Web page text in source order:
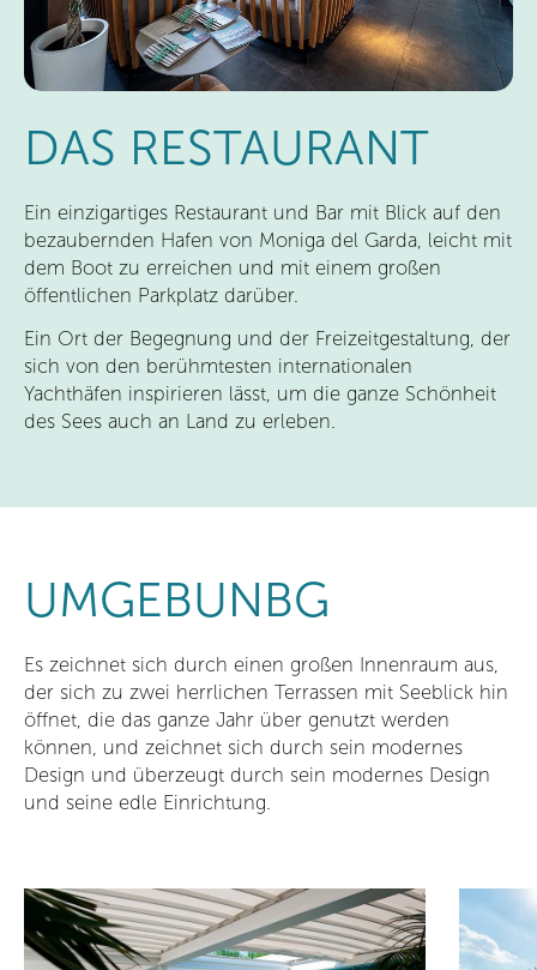
DAS RESTAURANT
Ein einzigartiges Restaurant und Bar mit Blick auf den
bezaubernden Hafen von Moniga del Garda, leicht mit
dem Boot zu erreichen und mit einem großen
öffentlichen Parkplatz darüber.
Ein Ort der Begegnung und der Freizeitgestaltung, der
sich von den berühmtesten internationalen
Yachthäfen inspirieren lässt, um die ganze Schönheit
des Sees auch an Land zu erleben.
UMGEBUNBG
Es zeichnet sich durch einen großen Innenraum aus,
der sich zu zwei herrlichen Terrassen mit Seeblick hin
öffnet, die das ganze Jahr über genutzt werden
können, und zeichnet sich durch sein modernes
Design und überzeugt durch sein modernes Design
und seine edle Einrichtung.